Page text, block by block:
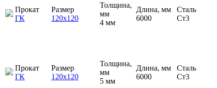
Прокат
ГК
Размер
120х120
Толщина,
мм
4 мм
Длина, мм
6000
Сталь
Ст3
Прокат
ГК
Размер
120х120
Толщина,
мм
5 мм
Длина, мм
6000
Сталь
Ст3